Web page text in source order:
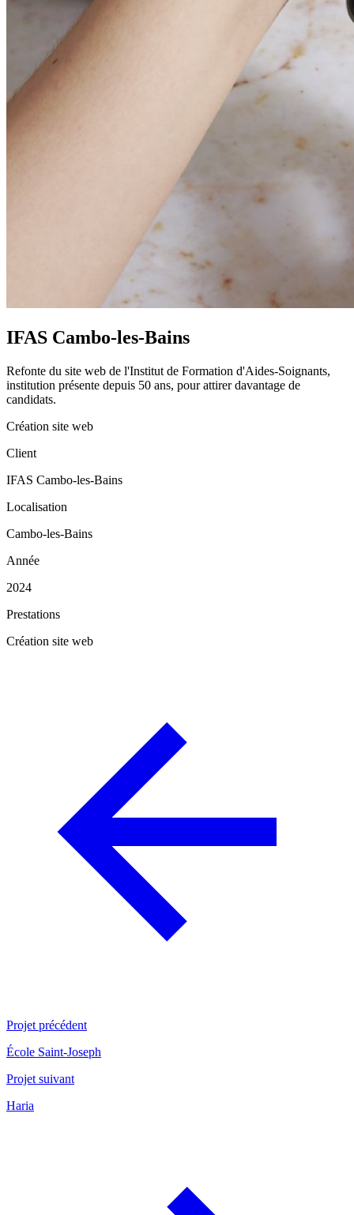
IFAS Cambo-les-Bains
Refonte du site web de l'Institut de Formation d'Aides-Soignants,
institution présente depuis 50 ans, pour attirer davantage de
candidats.
Création site web
Client
IFAS Cambo-les-Bains
Localisation
Cambo-les-Bains
Année
2024
Prestations
Création site web
Projet précédent
École Saint-Joseph
Projet suivant
Haria